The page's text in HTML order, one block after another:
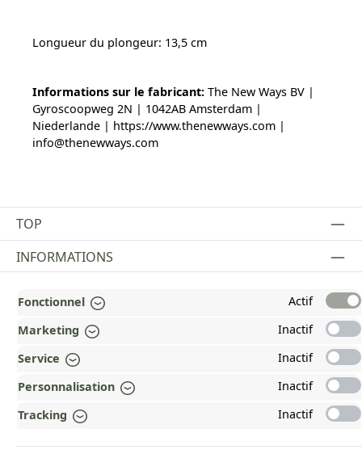
Longueur du plongeur: 13,5 cm
Informations sur le fabricant: The New Ways BV |
Gyroscoopweg 2N | 1042AB Amsterdam |
Niederlande | https://www.thenewways.com |
info@thenewways.com
TOP
INFORMATIONS
PAYMENT AND SHIPPING METHODS
RÉCOMPENSÉ ET CERTIFIÉ !
POURQUOI HEAD&NATURE ?
OUR COMMUNITIES
Fonctionnel
Actif
Marketing
Inactif
Service
Inactif
Personnalisation
Inactif
Tracking
Inactif